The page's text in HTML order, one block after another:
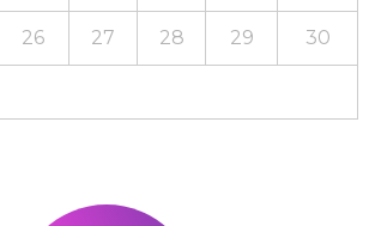
26 27 28 29 30